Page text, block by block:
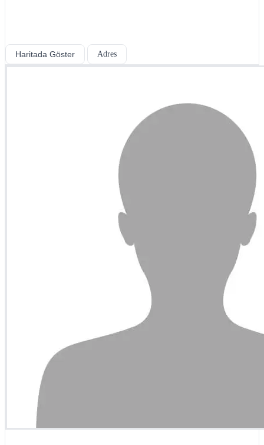
Haritada Göster Adres